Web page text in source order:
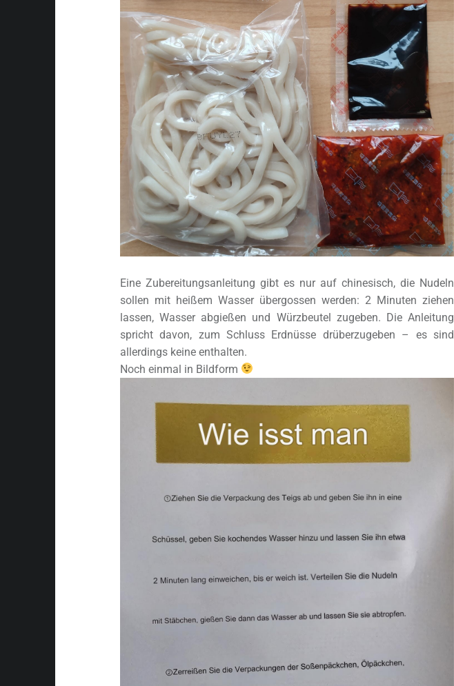
Eine Zubereitungsanleitung gibt es nur auf chinesisch, die Nudeln
sollen mit heißem Wasser übergossen werden: 2 Minuten ziehen
lassen, Wasser abgießen und Würzbeutel zugeben. Die Anleitung
spricht davon, zum Schluss Erdnüsse drüberzugeben – es sind
allerdings keine enthalten.
Noch einmal in Bildform